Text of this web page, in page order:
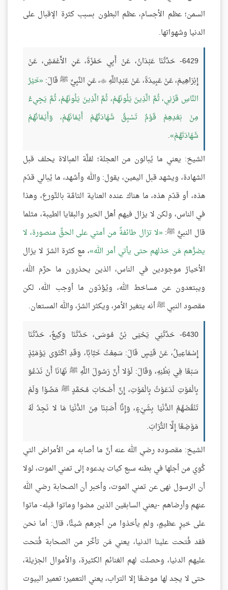
السمن؛ عظم الأجسام، عظم البطون بسبب كثرة الإقبال على
الدنيا وشهواتها.
6429- حَدَّثَنَا عَبْدَانُ، عَنْ أَبِي حَمْزَةَ، عَنِ الأَعْمَشِ، عَنْ
إِبْرَاهِيمَ، عَنْ عَبِيدَةَ، عَنْ عَبْدِاللَّهِ ، عَنِ النَّبِيِّ ﷺ قَالَ: خَيْرُ
النَّاسِ قَرْنِي، ثُمَّ الَّذِينَ يَلُونَهُمْ، ثُمَّ الَّذِينَ يَلُونَهُمْ، ثُمَّ يَجِيءُ
مِنْ بَعْدِهِمْ قَوْمٌ تَسْبِقُ شَهَادَتُهُمْ أَيْمَانَهُمْ، وَأَيْمَانُهُمْ
شَهَادَتَهُمْ .
الشيخ: يعني ما يُبالون من العجلة؛ لقلَّة المبالاة يحلف قبل
الشهادة، ويشهد قبل اليمين، يقول: والله وأشهد، ما يُبالي قدّم
هذه، أو قدّم هذه، ما هناك عنده العناية التامَّة بالتَّورع، وهذا
في الناس، ولكن لا يزال فيهم أهل الخير والبقايا الطيبة، مثلما
قال النبيُّ ﷺ: لا تزال طائفةٌ من أمتي على الحقِّ منصورة، لا
يضرُّهم مَن خذلهم حتى يأتي أمر الله ، مع كثرة الشرّ لا يزال
الأخيارُ موجودين في الناس، الذين يحذرون ما حرَّم الله،
ويبتعدون عن مساخط الله، ويُؤدّون ما أوجب الله، لكن
مقصود النبي ﷺ أنه يتغير الأمر، ويكثر الشرّ، والله المستعان.
6430- حَدَّثَنِي يَحْيَى بْنُ مُوسَى، حَدَّثَنَا وَكِيعٌ، حَدَّثَنَا
إِسْمَاعِيلُ، عَنْ قَيْسٍ قَالَ: سَمِعْتُ خَبَّابًا، وَقَدِ اكْتَوَى يَوْمَئِذٍ
سَبْعًا فِي بَطْنِهِ، وَقَالَ: لَوْلا أَنَّ رَسُولَ اللَّهِ ﷺ نَهَانَا أَنْ نَدْعُوَ
بِالْمَوْتِ لَدَعَوْتُ بِالْمَوْتِ، إِنَّ أَصْحَابَ مُحَمَّدٍ ﷺ مَضَوْا وَلَمْ
تَنْقُصْهُمُ الدُّنْيَا بِشَيْءٍ، وَإِنَّا أَصَبْنَا مِنَ الدُّنْيَا مَا لا نَجِدُ لَهُ
مَوْضِعًا إِلَّا التُّرَابَ.
الشيخ: مقصوده رضي الله عنه أنَّ ما أصابه من الأمراض التي
كُوي من أجلها في بطنه سبع كيات يدعوه إلى تمني الموت، لولا
أن الرسول نهى عن تمني الموت، وأخبر أن الصحابة رضي الله
عنهم وأرضاهم -يعني السابقين الذين مضوا وماتوا قبله- ماتوا
على خيرٍ عظيمٍ، ولم يأخذوا من أجرهم شيئًا، قال: أما نحن
فقد فُتحت علينا الدنيا، يعني مَن تأخَّر من الصحابة فُتحت
عليهم الدنيا، وحصلت لهم الغنائم الكثيرة، والأموال الجزيلة،
حتى لا يجد لها موضعًا إلا التراب، يعني التعمير؛ تعمير البيوت